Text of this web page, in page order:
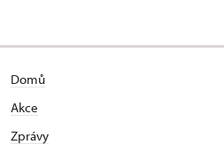
Domů
Akce
Zprávy